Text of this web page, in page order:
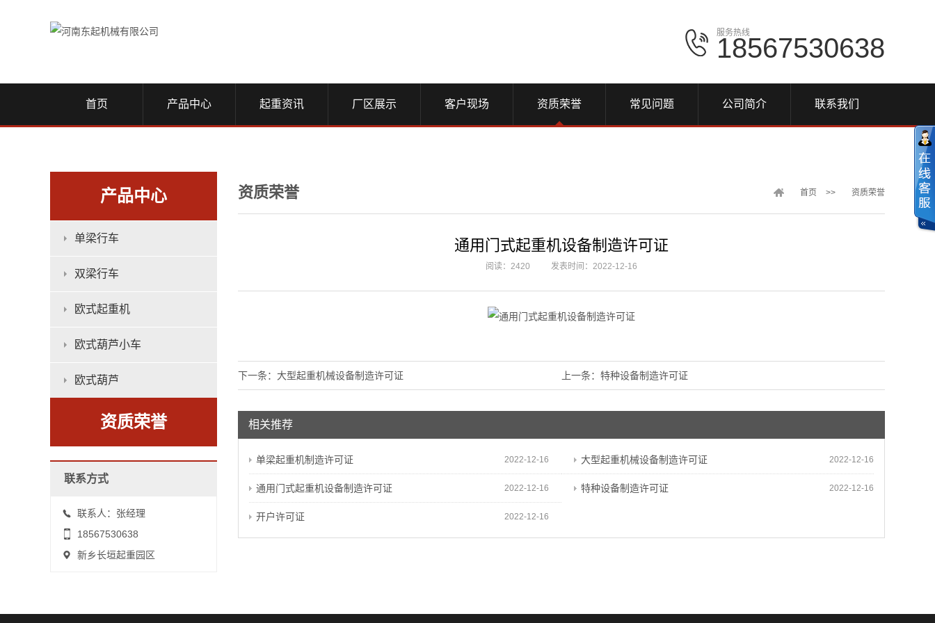
服务热线
18567530638
首页 产品中心 起重资讯 厂区展示 客户现场 资质荣誉 常见问题 公司简介 联系我们
产品中心
单梁行车
双梁行车
欧式起重机
欧式葫芦小车
欧式葫芦
资质荣誉
联系方式
联系人：张经理
18567530638
新乡长垣起重园区
资质荣誉 首页 >> 资质荣誉
通用门式起重机设备制造许可证
阅读：2420 发表时间：2022-12-16
上一条： 特种设备制造许可证
下一条： 大型起重机械设备制造许可证
相关推荐
2022-12-16
单梁起重机制造许可证 2022-12-16
大型起重机械设备制造许可证
2022-12-16
通用门式起重机设备制造许可证 2022-12-16
特种设备制造许可证
2022-12-16
开户许可证